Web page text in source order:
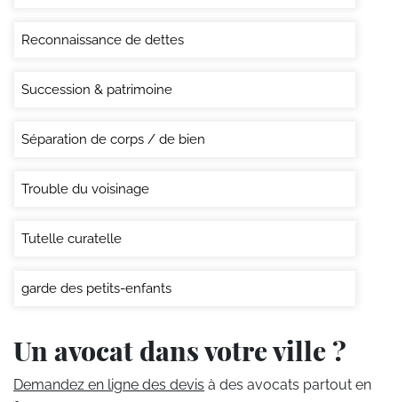
Reconnaissance de dettes
Succession & patrimoine
Séparation de corps / de bien
Trouble du voisinage
Tutelle curatelle
garde des petits-enfants
Un avocat dans votre ville ?
Demandez en ligne des devis à des avocats partout en